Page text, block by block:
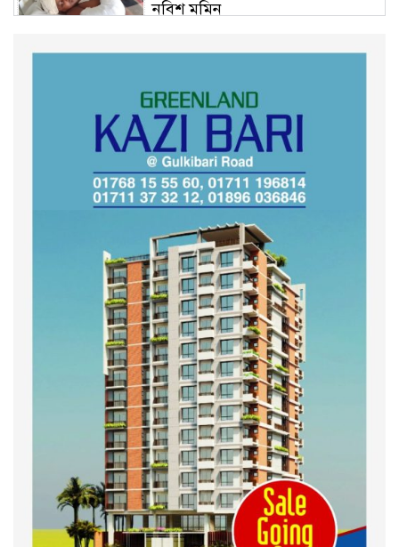
নবিশ মমিন
অনুষ্ঠিত
কুড়িগ্রাম কৃষি বিশ্ববিদ্যালয়ের স্থায়ী
ক্যাম্পাস নির্মাণে ইউজিসির সমন্বয়
সভা অনুষ্ঠিত
শহীদদের অসম্পূর্ণ মিশন সম্পন্ন করে
তবেই আমরা তৃপ্তিভোজন করব-
মুফতি আলী হাসান উসামা
দেশ গড়তে জুলাই জাগরণ’ কর্মসূচির
অংশ হিসেবে এনসিপির জুলাই
পথসভসায়- নাসীরুদ্দীন পাটওয়ারী
ইসলামী ব্যাংক বাংলাদেশ পিলএলসি
ময়মনসিংহ শাখার গ্রাহক সমাবেশ
২০২৪ এর গণঅভ্যুত্থানের শহিদের
কবর জিয়ারত ও দোয়া করলেন
ময়মনসিংহ মহানগর জামায়াত